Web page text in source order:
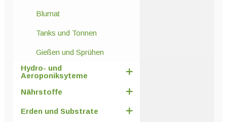
Blumat
Tanks und Tonnen
Gießen und Sprühen
Hydro- und
Aeroponiksyteme
Nährstoffe
Erden und Substrate